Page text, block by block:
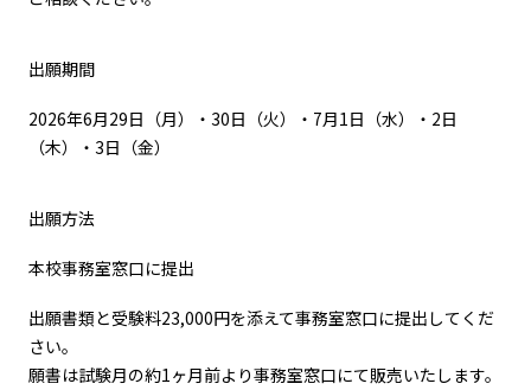
出願期間
2026年6月29日（月）・30日（火）・7月1日（水）・2日
（木）・3日（金）
出願方法
本校事務室窓口に提出
出願書類と受験料23,000円を添えて事務室窓口に提出してくだ
さい。
願書は試験月の約1ヶ月前より事務室窓口にて販売いたします。